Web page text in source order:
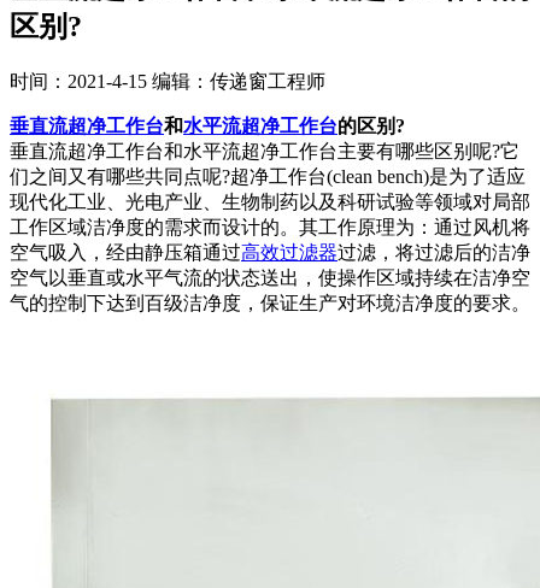
区别?
时间：2021-4-15 编辑：传递窗工程师
垂直流超净工作台和水平流超净工作台的区别?
垂直流超净工作台和水平流超净工作台主要有哪些区别呢?它
们之间又有哪些共同点呢?超净工作台(clean bench)是为了适应
现代化工业、光电产业、生物制药以及科研试验等领域对局部
工作区域洁净度的需求而设计的。其工作原理为：通过风机将
空气吸入，经由静压箱通过高效过滤器过滤，将过滤后的洁净
空气以垂直或水平气流的状态送出，使操作区域持续在洁净空
气的控制下达到百级洁净度，保证生产对环境洁净度的要求。